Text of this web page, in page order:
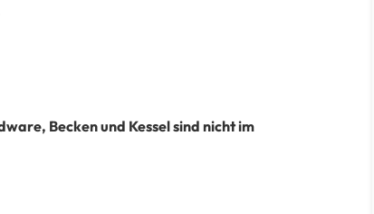
Becken und Kessel sind nicht im